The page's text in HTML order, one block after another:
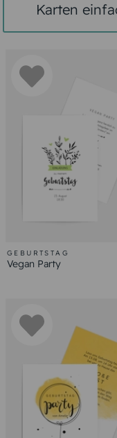
Karten
GEBURTSTAG
Vegan Party